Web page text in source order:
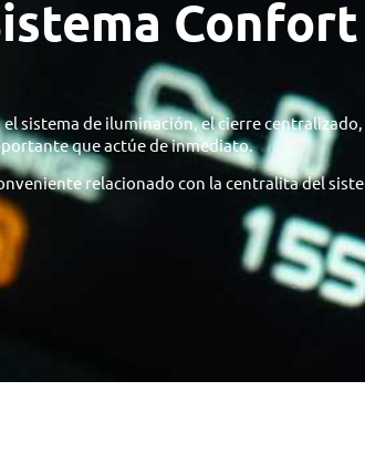
Confort
de iluminación, el cierre
que actúe de inmediato.
relacionado con la centralita del